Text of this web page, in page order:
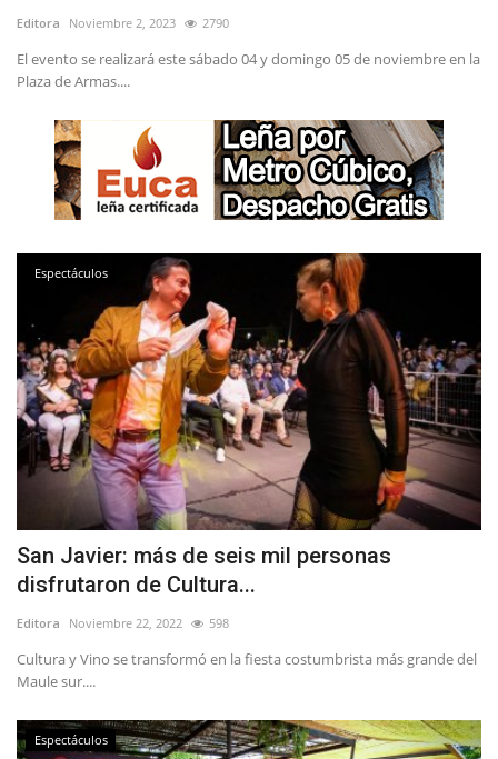
Editora Noviembre 2, 2023 2790
El evento se realizará este sábado 04 y domingo 05 de noviembre en la
Plaza de Armas....
Espectáculos
San Javier: más de seis mil personas
disfrutaron de Cultura...
Editora Noviembre 22, 2022 598
Cultura y Vino se transformó en la fiesta costumbrista más grande del
Maule sur....
Espectáculos